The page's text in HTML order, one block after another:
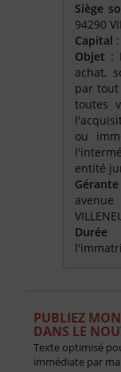
Siège
94290
Capital
Objet :
achat,
par tout
toutes
ou
entité
Gérante
Durée
PUBLIEZ
DANS LE
Texte optimisé
immédiate par